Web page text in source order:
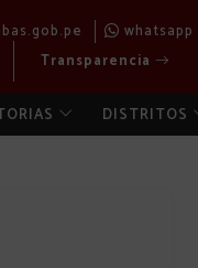
whatsapp
Transparencia
DISTRITOS